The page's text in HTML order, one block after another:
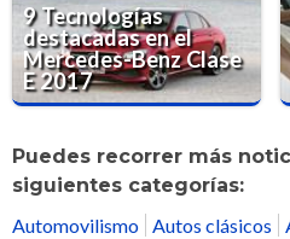
9 Tecnologías
destacadas en el
Mercedes-Benz Clase
E 2017
Puedes recorrer más
siguientes categorías:
Automovilismo Autos clásicos